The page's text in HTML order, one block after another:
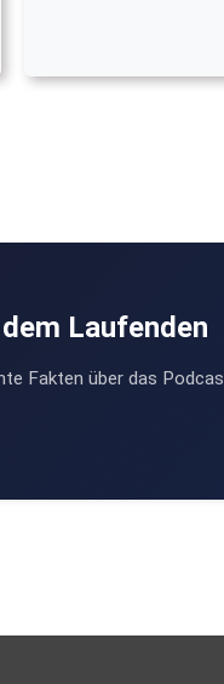
Laufenden
Fakten über das